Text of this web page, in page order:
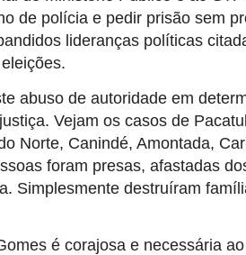
de polícia e pedir prisão sem
lideranças políticas
abuso de autoridade em
Vejam os casos de
Norte, Canindé, Amontada,
foram presas, afastadas
Simplesmente destruíram
é corajosa e necessária